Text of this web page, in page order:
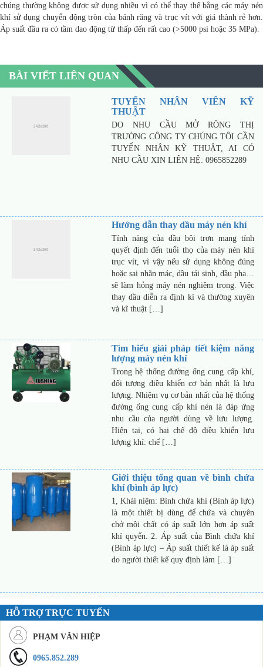
chúng thường không được sử dụng nhiều vì có thể thay thế bằng các máy nén
khí sử dụng chuyển động tròn của bánh răng và trục vít với giá thành rẻ hơn.
Áp suất đầu ra có tầm dao động từ thấp đến rất cao (>5000 psi hoặc 35 MPa).
BÀI VIẾT LIÊN QUAN
TUYỂN NHÂN VIÊN KỸ
THUẬT
DO NHU CẦU MỞ RỘNG THỊ
TRƯỜNG CÔNG TY CHÚNG TÔI CẦN
TUYỂN NHÂN KỸ THUẬT, AI CÓ
NHU CẦU XIN LIÊN HỆ: 0965852289
Hướng dẫn thay dầu máy nén khí
Tính năng của dầu bôi trơn mang tính
quyết định đến tuổi thọ của máy nén khí
trục vít, vì vậy nếu sử dụng không đúng
hoặc sai nhãn mác, dầu tái sinh, dầu pha…
sẽ làm hỏng máy nén nghiêm trọng. Việc
thay dầu diễn ra định kì và thường xuyên
và kĩ thuật […]
Tìm hiểu giải pháp tiết kiệm năng
lượng máy nén khí
Trong hệ thống đường ống cung cấp khí,
đối tượng điều khiển cơ bản nhất là lưu
lượng. Nhiệm vụ cơ bản nhất của hệ thống
đường ống cung cấp khí nén là đáp ứng
nhu cầu của người dùng về lưu lượng.
Hiện tại, có hai chế độ điều khiển lưu
lượng khí: chế […]
Giới thiệu tổng quan về bình chứa
khí (bình áp lực)
1, Khái niệm: Bình chứa khí (Bình áp lực)
là một thiết bị dùng để chứa và chuyên
chở môi chất có áp suất lớn hơn áp suất
khí quyển. 2. Áp suất của Bình chứa khí
(Bình áp lực) – Áp suất thiết kế là áp suất
do người thiết kế quy định làm […]
HỖ TRỢ TRỰC TUYẾN
PHẠM VĂN HIỆP
0965.852.289